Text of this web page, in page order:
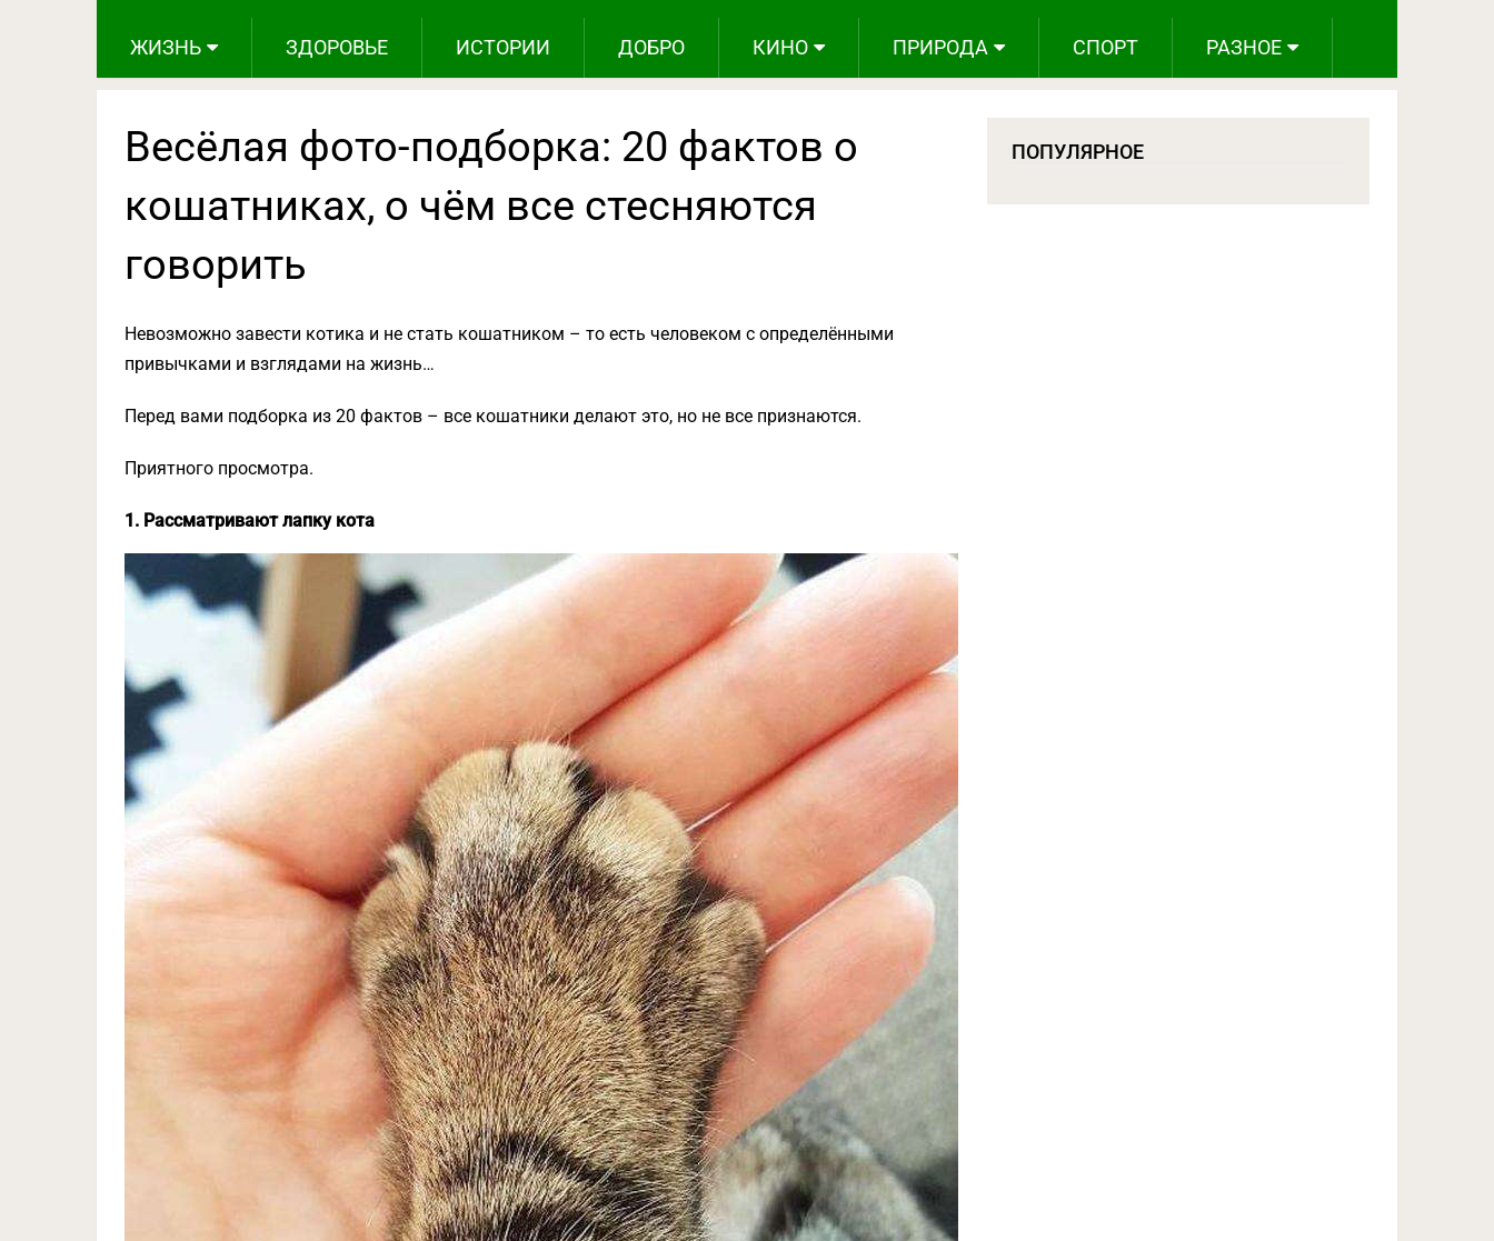
ЖИЗНЬ ЗДОРОВЬЕ ИСТОРИИ ДОБРО КИНО ПРИРОДА СПОРТ РАЗНОЕ
Весёлая фото-подборка: 20 фактов о
кошатниках, о чём все стесняются
говорить
Невозможно завести котика и не стать кошатником – то есть человеком с определёнными
привычками и взглядами на жизнь…
Перед вами подборка из 20 фактов – все кошатники делают это, но не все признаются.
Приятного просмотра.
1. Рассматривают лапку кота
ПОПУЛЯРНОЕ